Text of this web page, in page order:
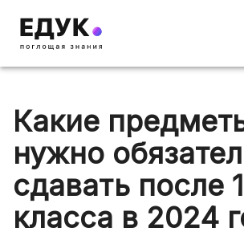
Какие
нужно
сдавать после
класса в 2024